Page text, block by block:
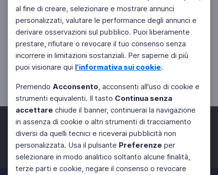
al fine di creare, selezionare e mostrare annunci
personalizzati, valutare le performance degli annunci e
derivare osservazioni sul pubblico. Puoi liberamente
prestare, rifiutare o revocare il tuo consenso senza
incorrere in limitazioni sostanziali. Per saperne di più
puoi visionare qui l'informativa sui cookie.
Premendo Acconsento, acconsenti all'uso di cookie e
strumenti equivalenti. Il tasto Continua senza
accettare chiude il banner, continuerai la navigazione
in assenza di cookie o altri strumenti di tracciamento
diversi da quelli tecnici e riceverai pubblicità non
personalizzata. Usa il pulsante Preferenze per
selezionare in modo analitico soltanto alcune finalità,
terze parti e cookie, negare il consenso o revocare
Facebook Twitter Instagram